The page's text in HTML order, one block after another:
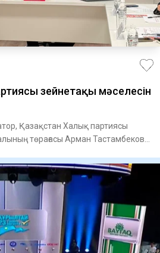
зейнетақы мәселесін
Қазақстан Халық партиясы
төрағасы Арман Тастамбеков